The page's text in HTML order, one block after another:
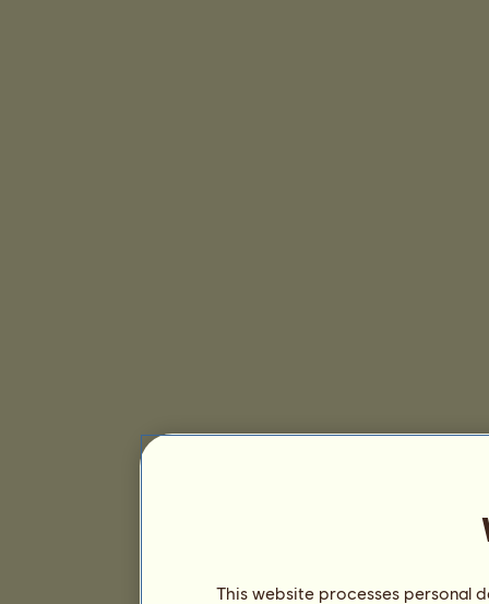
This website processes personal